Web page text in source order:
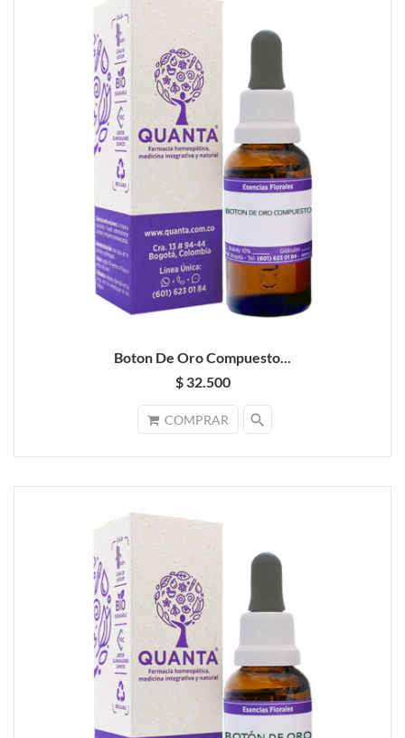
Boton De Oro Compuesto...
$ 32.500
COMPRAR search